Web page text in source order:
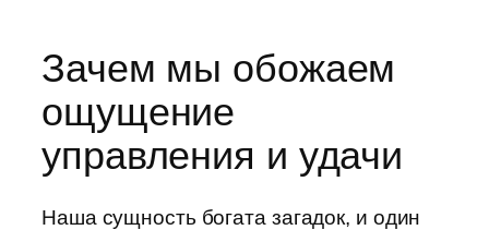
Зачем мы обожаем
ощущение
управления и удачи
Наша сущность богата загадок, и один